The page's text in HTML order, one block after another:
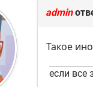
admin
Такое
если все